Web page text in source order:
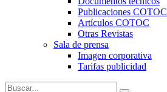
Publicaciones COTOC
Artículos COTOC
Otras Revistas
Sala de prensa
Imagen corporativa
Tarifas publicidad
Buscar: